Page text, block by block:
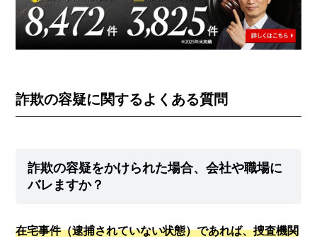
詐欺の容疑に関するよくある質問
詐欺の容疑をかけられた場合、会社や職場に
バレますか？
在宅事件（逮捕されていない状態）であれば、捜査機関